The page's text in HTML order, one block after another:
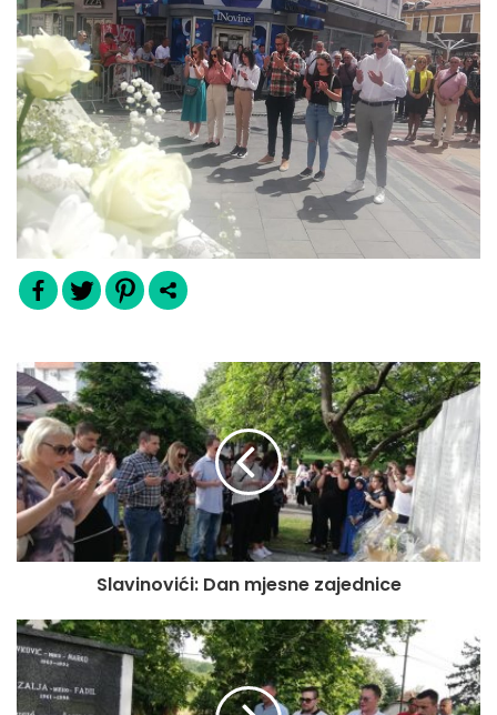
Slavinovići: Dan mjesne zajednice